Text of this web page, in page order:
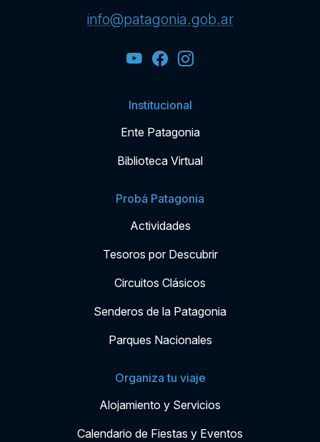
info@patagonia.gob.ar
Institucional
Ente Patagonia
Biblioteca Virtual
Probá Patagonia
Actividades
Tesoros por Descubrir
Circuitos Clásicos
Senderos de la Patagonia
Parques Nacionales
Organiza tu viaje
Alojamiento y Servicios
Calendario de Fiestas y Eventos